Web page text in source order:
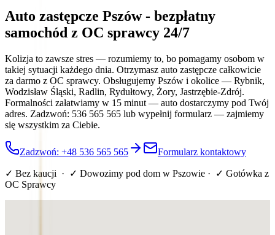
Auto zastępcze Pszów - bezpłatny
samochód z OC sprawcy 24/7
Kolizja to zawsze stres — rozumiemy to, bo pomagamy osobom w
takiej sytuacji każdego dnia. Otrzymasz auto zastępcze całkowicie
za darmo z OC sprawcy. Obsługujemy Pszów i okolice — Rybnik,
Wodzisław Śląski, Radlin, Rydułtowy, Żory, Jastrzębie-Zdrój.
Formalności załatwiamy w 15 minut — auto dostarczymy pod Twój
adres. Zadzwoń: 536 565 565 lub wypełnij formularz — zajmiemy
się wszystkim za Ciebie.
Zadzwoń: +48 536 565 565 Formularz kontaktowy
✓ Bez kaucji · ✓ Dowozimy pod dom w Pszowie · ✓ Gotówka z
OC Sprawcy